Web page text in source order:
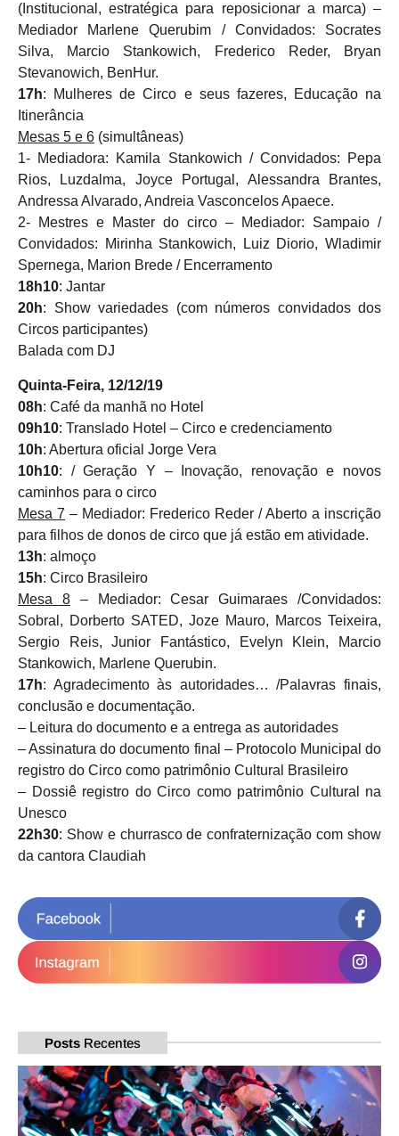
(Institucional, estratégica para reposicionar a marca) –
Mediador Marlene Querubim / Convidados: Socrates
Silva, Marcio Stankowich, Frederico Reder, Bryan
Stevanowich, BenHur.
17h: Mulheres de Circo e seus fazeres, Educação na
Itinerância
Mesas 5 e 6 (simultâneas)
1- Mediadora: Kamila Stankowich / Convidados: Pepa
Rios, Luzdalma, Joyce Portugal, Alessandra Brantes,
Andressa Alvarado, Andreia Vasconcelos Apaece.
2- Mestres e Master do circo – Mediador: Sampaio /
Convidados: Mirinha Stankowich, Luiz Diorio, Wladimir
Spernega, Marion Brede / Encerramento
18h10: Jantar
20h: Show variedades (com números convidados dos
Circos participantes)
Balada com DJ
Quinta-Feira, 12/12/19
08h: Café da manhã no Hotel
09h10: Translado Hotel – Circo e credenciamento
10h: Abertura oficial Jorge Vera
10h10: / Geração Y – Inovação, renovação e novos
caminhos para o circo
Mesa 7 – Mediador: Frederico Reder / Aberto a inscrição
para filhos de donos de circo que já estão em atividade.
13h: almoço
15h: Circo Brasileiro
Mesa 8– Mediador: Cesar Guimaraes /Convidados:
Sobral, Dorberto SATED, Joze Mauro, Marcos Teixeira,
Sergio Reis, Junior Fantástico, Evelyn Klein, Marcio
Stankowich, Marlene Querubin.
17h: Agradecimento às autoridades… /Palavras finais,
conclusão e documentação.
– Leitura do documento e a entrega as autoridades
– Assinatura do documento final – Protocolo Municipal do
registro do Circo como patrimônio Cultural Brasileiro
– Dossiê registro do Circo como patrimônio Cultural na
Unesco
22h30: Show e churrasco de confraternização com show
da cantora Claudiah
Posts Recentes